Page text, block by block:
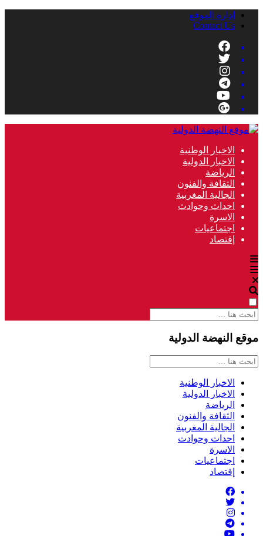
إدارة الموقع
Contact Us
الاخبار الوطنية
الاخبار الدولية
الرياضة
الثقافة والفنون
الجالية المغربية
احداث وحوادث
الاسرة
اجتماعيات
إقتصاد
موقع النهضة الدولية
الاخبار الوطنية
الاخبار الدولية
الرياضة
الثقافة والفنون
الجالية المغربية
احداث وحوادث
الاسرة
اجتماعيات
إقتصاد